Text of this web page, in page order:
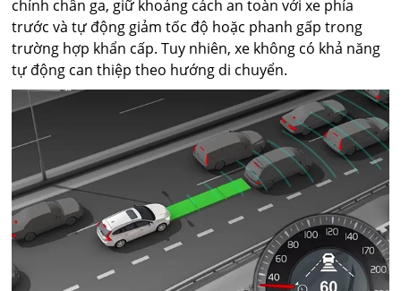
chỉnh chân ga, giữ khoảng cách an toàn với xe phía
trước và tự động giảm tốc độ hoặc phanh gấp trong
trường hợp khẩn cấp. Tuy nhiên, xe không có khả năng
tự động can thiệp theo hướng di chuyển.